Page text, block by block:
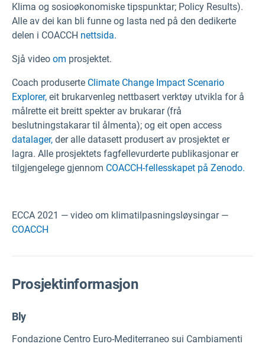
Klima og sosioøkonomiske tipspunktar; Policy Results).
Alle av dei kan bli funne og lasta ned på den dedikerte
delen i COACCH nettsida.
Sjå video om prosjektet.
Coach produserte Climate Change Impact Scenario
Explorer, eit brukarvenleg nettbasert verktøy utvikla for å
målrette eit breitt spekter av brukarar (frå
beslutningstakarar til ålmenta); og eit open access
datalager, der alle datasett produsert av prosjektet er
lagra. Alle prosjektets fagfellevurderte publikasjonar er
tilgjengelege gjennom COACCH-fellesskapet på Zenodo.
ECCA 2021 — video om klimatilpasningsløysingar —
COACCH
Prosjektinformasjon
Bly
Fondazione Centro Euro-Mediterraneo sui Cambiamenti